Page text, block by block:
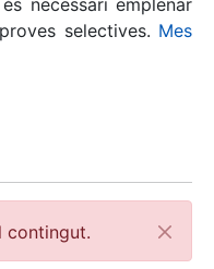
necessari emplenar
selectives. Mes
Tanca
contingut.